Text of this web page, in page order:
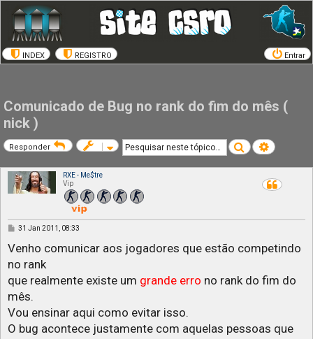
INDEX REGISTRO Entrar
Comunicado de Bug no rank do fim do mês (
nick )
Responder PesquisarPesquisa
RXE - Me$tre
Vip
M
s
a
g
e
m
31 Jan 2011, 08:33
Venho comunicar aos jogadores que estão competindo
no rank
que realmente existe um grande erro no rank do fim do
mês.
Vou ensinar aqui como evitar isso.
O bug acontece justamente com aquelas pessoas que